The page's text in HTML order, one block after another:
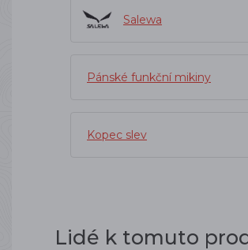
Salewa
Pánské funkční mikiny
Kopec slev
Lidé k tomuto